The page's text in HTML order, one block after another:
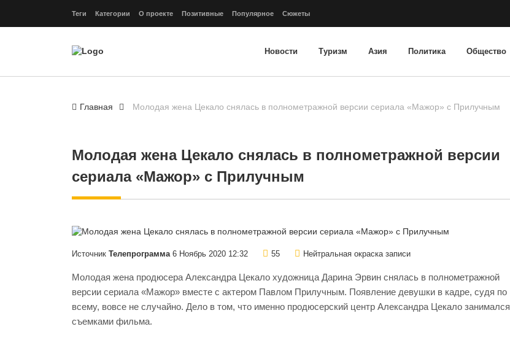
Теги Категории О проекте Позитивные Популярное Сюжеты
Новости Туризм Азия Политика Общество
Главная Молодая жена Цекало снялась в полнометражной версии сериала «Мажор» с Прилучным
Молодая жена Цекало снялась в полнометражной версии
сериала «Мажор» с Прилучным
Источник Телепрограмма6 Ноябрь 2020 12:32 55 Нейтральная окраска записи
Молодая жена продюсера Александра Цекало художница Дарина Эрвин снялась в полнометражной
версии сериала «Мажор» вместе с актером Павлом Прилучным. Появление девушки в кадре, судя по
всему, вовсе не случайно. Дело в том, что именно продюсерский центр Александра Цекало занимался
съемками фильма.